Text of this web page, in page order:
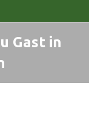
Gast in
sich hier: